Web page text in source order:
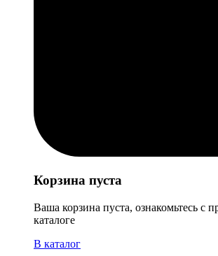
Корзина пуста
Ваша корзина пуста, ознакомьтесь с
каталоге
В каталог